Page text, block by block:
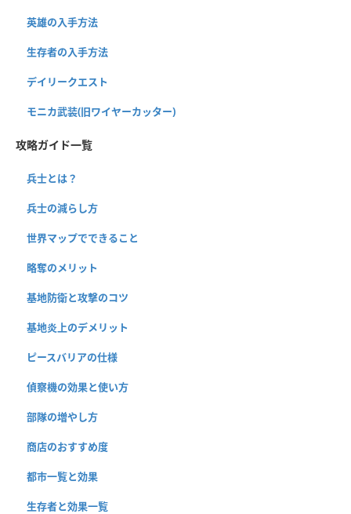
英雄の入手方法
生存者の入手方法
デイリークエスト
モニカ武装(旧ワイヤーカッター)
攻略ガイド一覧
兵士とは？
兵士の減らし方
世界マップでできること
略奪のメリット
基地防衛と攻撃のコツ
基地炎上のデメリット
ピースバリアの仕様
偵察機の効果と使い方
部隊の増やし方
商店のおすすめ度
都市一覧と効果
生存者と効果一覧